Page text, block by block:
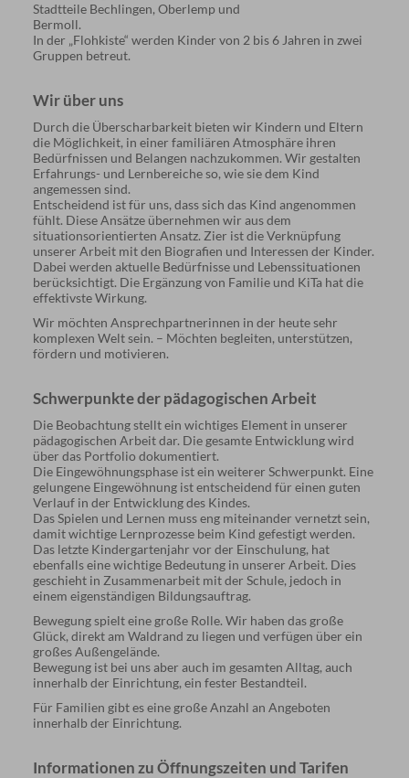
Stadtteile Bechlingen, Oberlemp und
Bermoll.
In der „Flohkiste“ werden Kinder von 2 bis 6 Jahren in zwei
Gruppen betreut.
Wir über uns
Durch die Überscharbarkeit bieten wir Kindern und Eltern
die Möglichkeit, in einer familiären Atmosphäre ihren
Bedürfnissen und Belangen nachzukommen. Wir gestalten
Erfahrungs- und Lernbereiche so, wie sie dem Kind
angemessen sind.
Entscheidend ist für uns, dass sich das Kind angenommen
fühlt. Diese Ansätze übernehmen wir aus dem
situationsorientierten Ansatz. Zier ist die Verknüpfung
unserer Arbeit mit den Biografien und Interessen der Kinder.
Dabei werden aktuelle Bedürfnisse und Lebenssituationen
berücksichtigt. Die Ergänzung von Familie und KiTa hat die
effektivste Wirkung.
Wir möchten Ansprechpartnerinnen in der heute sehr
komplexen Welt sein. – Möchten begleiten, unterstützen,
fördern und motivieren.
Schwerpunkte der pädagogischen Arbeit
Die Beobachtung stellt ein wichtiges Element in unserer
pädagogischen Arbeit dar. Die gesamte Entwicklung wird
über das Portfolio dokumentiert.
Die Eingewöhnungsphase ist ein weiterer Schwerpunkt. Eine
gelungene Eingewöhnung ist entscheidend für einen guten
Verlauf in der Entwicklung des Kindes.
Das Spielen und Lernen muss eng miteinander vernetzt sein,
damit wichtige Lernprozesse beim Kind gefestigt werden.
Das letzte Kindergartenjahr vor der Einschulung, hat
ebenfalls eine wichtige Bedeutung in unserer Arbeit. Dies
geschieht in Zusammenarbeit mit der Schule, jedoch in
einem eigenständigen Bildungsauftrag.
Bewegung spielt eine große Rolle. Wir haben das große
Glück, direkt am Waldrand zu liegen und verfügen über ein
großes Außengelände.
Bewegung ist bei uns aber auch im gesamten Alltag, auch
innerhalb der Einrichtung, ein fester Bestandteil.
Für Familien gibt es eine große Anzahl an Angeboten
innerhalb der Einrichtung.
Informationen zu Öffnungszeiten und Tarifen